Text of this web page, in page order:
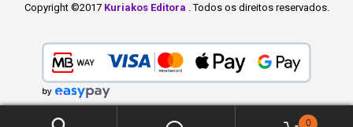
Copyright ©2017 Kuriakos Editora . Todos os direitos reservados.
0